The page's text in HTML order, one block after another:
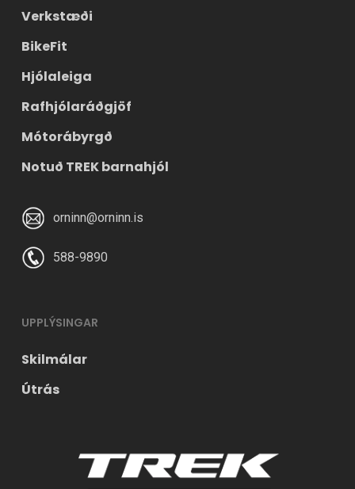
Verkstæði
BikeFit
Hjólaleiga
Rafhjólaráðgjöf
Mótorábyrgð
Notuð TREK barnahjól
orninn@orninn.is
588-9890
UPPLÝSINGAR
Skilmálar
Útrás